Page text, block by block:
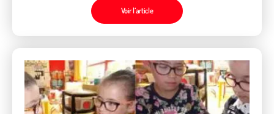
Voir l’article